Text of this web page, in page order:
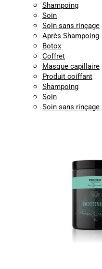
Shampoing
Soin
Soin sans rinçage
Après Shampoing
Botox
Coffret
Masque capillaire
Produit coiffant
Shampoing
Soin
Soin sans rinçage